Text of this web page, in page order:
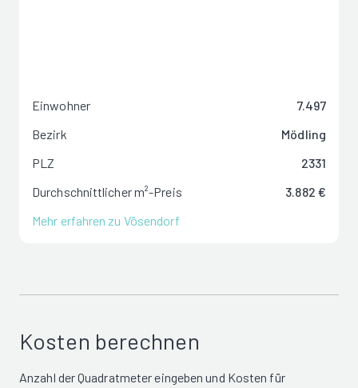
Einwohner
7.497
Bezirk
Mödling
PLZ
2331
Durchschnittlicher m²-Preis
3.882 €
Mehr erfahren zu Vösendorf
Kosten berechnen
Anzahl der Quadratmeter eingeben und Kosten für